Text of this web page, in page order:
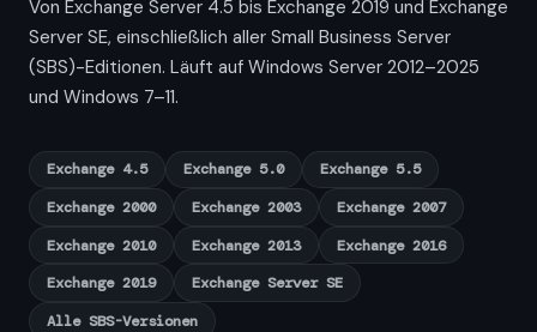
Von Exchange Server 4.5 bis Exchange 2019 und Exchange
Server SE, einschließlich aller Small Business Server
(SBS)-Editionen. Läuft auf Windows Server 2012–2025
und Windows 7–11.
Exchange 4.5 Exchange 5.0
Exchange 5.5
Exchange 2000
Exchange 2003
Exchange 2007
Exchange 2010
Exchange 2013
Exchange 2016
Exchange 2019
Exchange Server SE
Alle SBS-Versionen